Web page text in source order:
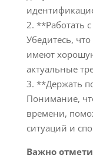
2. **Работать
Убедитесь,
имеют
актуальные
3. **Держать
Понимание,
времени,
ситуаций и
Важно